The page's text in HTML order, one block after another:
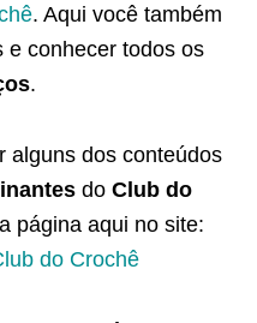
. Aqui você também
e conhecer todos os
.
alguns dos conteúdos
do Club do
página aqui no site:
do Crochê